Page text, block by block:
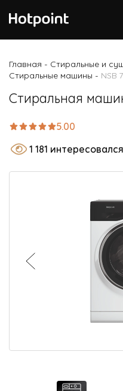
Морозильные камеры
Стиральные и
Посудомоечные машины
Варочные панели
Духовые шкафы
Микроволновые печи
Малая бытовая техника
Главная - Стиральные и
Стиральные машины - NSB
Стиральная
5.00
1 181 интересовался